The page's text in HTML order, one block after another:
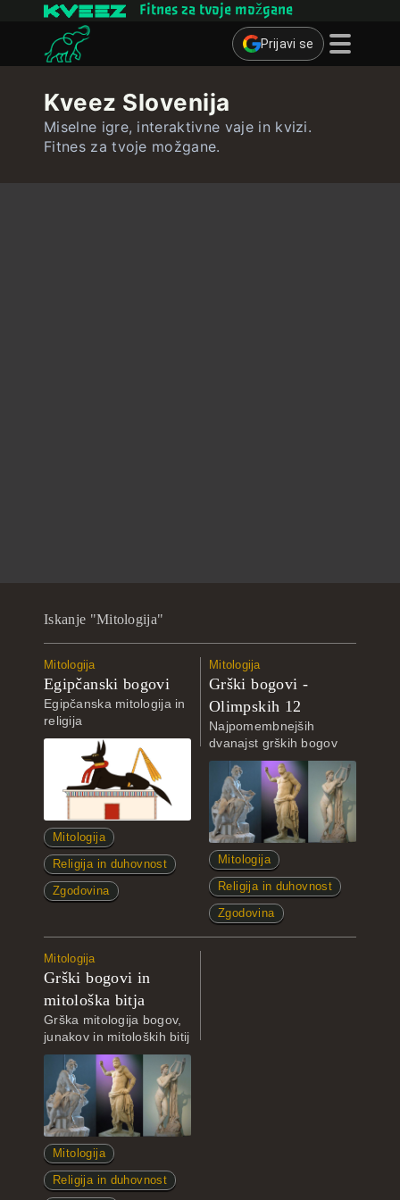
Fitnes za tvoje možgane
Prijavi se
Kvizi
Učne kartice
Kveez Slovenija
Miselne igre, interaktivne vaje in kvizi.
Fitnes za tvoje možgane.
Iskanje "Mitologija"
Mitologija
Egipčanski bogovi
Egipčanska mitologija in
religija
Mitologija
Religija in duhovnost
Zgodovina
Mitologija
Grški bogovi -
Olimpskih 12
Najpomembnejših
dvanajst grških bogov
Mitologija
Religija in duhovnost
Zgodovina
Mitologija
Grški bogovi in
mitološka bitja
Grška mitologija bogov,
junakov in mitoloških bitij
Mitologija
Religija in duhovnost